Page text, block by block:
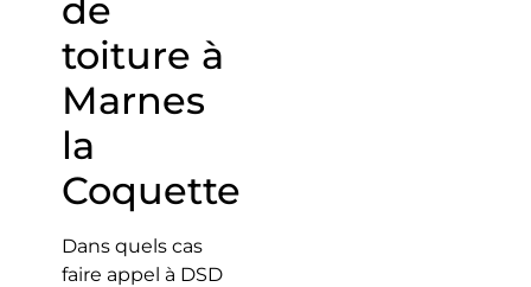
de
toiture à
Marnes
la
Coquette
Dans quels cas
faire appel à DSD